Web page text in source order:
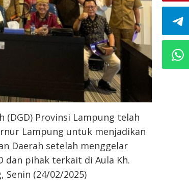
(DGD) Provinsi Lampung telah
Lampung untuk menjadikan
Daerah setelah menggelar
dan pihak terkait di Aula Kh.
Senin (24/02/2025)